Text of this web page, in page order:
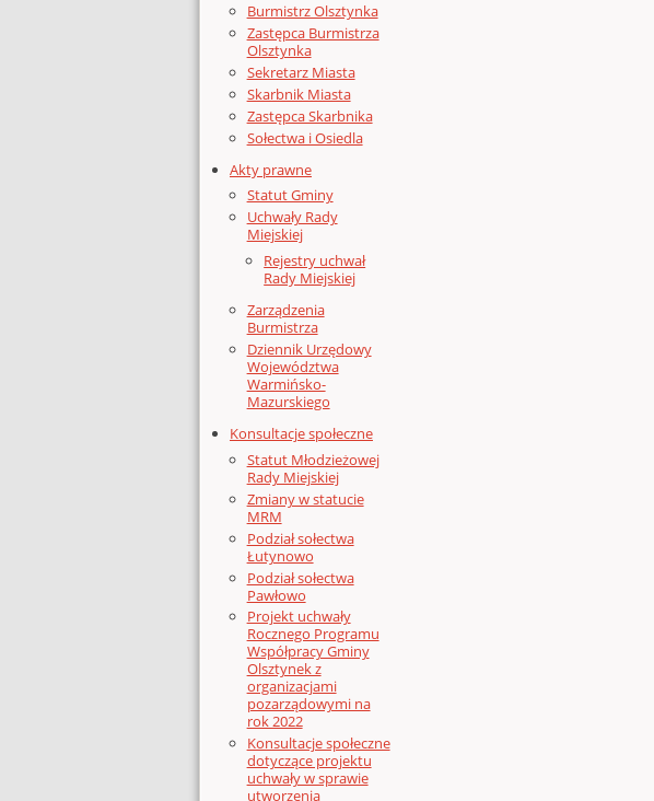
Burmistrz Olsztynka
Zastępca Burmistrza
Olsztynka
Sekretarz Miasta
Skarbnik Miasta
Zastępca Skarbnika
Sołectwa i Osiedla
Akty prawne
Statut Gminy
Uchwały Rady
Miejskiej
Rejestry uchwał
Rady Miejskiej
Zarządzenia
Burmistrza
Dziennik Urzędowy
Województwa
Warmińsko-
Mazurskiego
Konsultacje społeczne
Statut Młodzieżowej
Rady Miejskiej
Zmiany w statucie
MRM
Podział sołectwa
Łutynowo
Podział sołectwa
Pawłowo
Projekt uchwały
Rocznego Programu
Współpracy Gminy
Olsztynek z
organizacjami
pozarządowymi na
rok 2022
Konsultacje społeczne
dotyczące projektu
uchwały w sprawie
utworzenia